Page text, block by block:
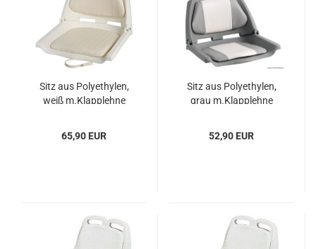
Sitz aus Po­ly­ethy­len,
weiß m.Klapp­leh­ne
65,90 EUR
Sitz aus Po­ly­ethy­len,
grau m.Klapp­leh­ne
52,90 EUR